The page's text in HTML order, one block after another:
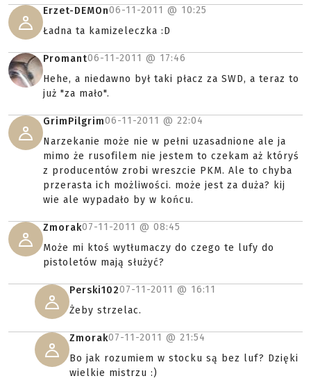
Erzet-DEMOn06-11-2011 @ 10:25
Ładna ta kamizeleczka :D
Promant06-11-2011 @ 17:46
Hehe, a niedawno był taki płacz za SWD, a teraz to
już "za mało".
GrimPilgrim06-11-2011 @ 22:04
Narzekanie może nie w pełni uzasadnione ale ja
mimo że rusofilem nie jestem to czekam aż któryś
z producentów zrobi wreszcie PKM. Ale to chyba
przerasta ich możliwości. może jest za duża? kij
wie ale wypadało by w końcu.
Zmorak07-11-2011 @ 08:45
Może mi ktoś wytłumaczy do czego te lufy do
pistoletów mają służyć?
Perski10207-11-2011 @ 16:11
Żeby strzelac.
Zmorak07-11-2011 @ 21:54
Bo jak rozumiem w stocku są bez luf? Dzięki
wielkie mistrzu :)